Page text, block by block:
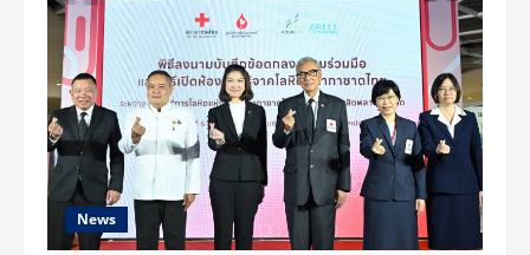
เครื่องยนต์
ใหม่
พร้อม
ความ
เร้าใจ
ใน
การ
ขับขี่
ครั้ง
แรก
ของ
มอเตอร์ไซค์
ที่
D.I.Y.
ได้
News